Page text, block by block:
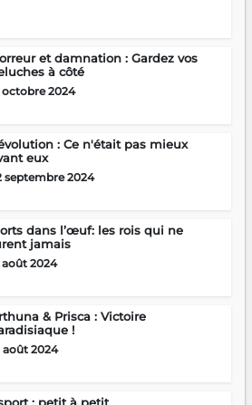
et damnation : Gardez vos
à côté
octobre 2024
: Ce n'était pas mieux
eux
septembre 2024
dans l’œuf: les rois qui ne
jamais
août 2024
& Prisca : Victoire
!
août 2024